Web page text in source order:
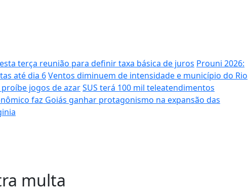
terça reunião para definir taxa básica de juros Prouni 2026:
até dia 6Ventos diminuem de intensidade e município do Rio
jogos de azarSUS terá 100 mil teleatendimentos
faz Goiás ganhar protagonismo na expansão das
multa